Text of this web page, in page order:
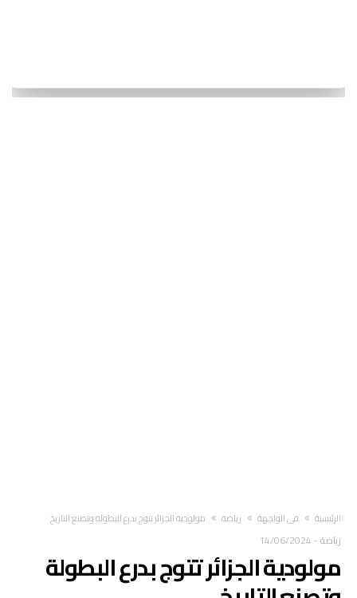
‫الرئيسية‬ في الواجهة رياضة مولودية الجزائر تتوج بدرع البطولة وتصنع التاريخ
رياضة-
14/06/2024
مولودية الجزائر تتوج بدرع البطولة